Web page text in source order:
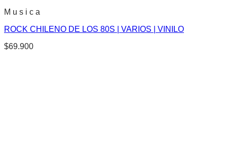
M u s i c a
ROCK CHILENO DE LOS 80S | VARIOS | VINILO
$69.900